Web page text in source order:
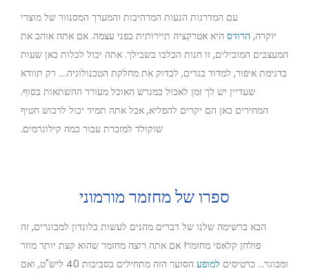
עם המדרגות הנעות המרהיבות והמערך המסנוור של מוצרי
יוקרה, הרודס היא אטרקציה תיירותית בפני עצמה. אם אתה אוהב את
המעצבים המובילים, זו חנות הכלבו בשבילך. אתה יכול לבלות כאן שעות
בדגימת איפור, למדוד בגדים, לבדוק את מחלקת הטכנולוגיה.... רק תוודא
שעדיין יש לך זמן לאכול במגרש האוכל מעורר ההשתאות בסוף.
המחירים כאן הם יקרים להפליא, אבל אתה תמיד יכול לרכוש חטיף
שוקולד למזכרת עבור כמה קילוגרמים.
ספרו של מחזמר מורמוני
הבא ברשימה שלנו של דברים מהנים לעשות בלונדון למבוגרים, זה
פולחן קלאסי מחזמר! אם אתה רוצה מחזמר שהוא קצת יותר מוזר
ומבוגר... כרטיסים למופע
הסוער הזה מתחילים בסביבות 40 ליש"ט, ואם